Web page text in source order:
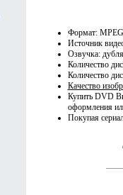
Формат:
Источник
Озвучка:
Количество
Количество
Качество
Купить DVD
оформления
Покупая